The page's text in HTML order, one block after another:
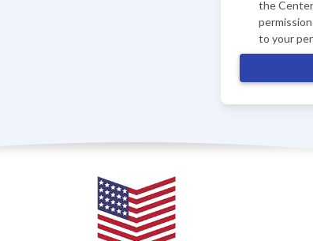
the
to your